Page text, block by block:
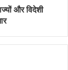
और विदेशी